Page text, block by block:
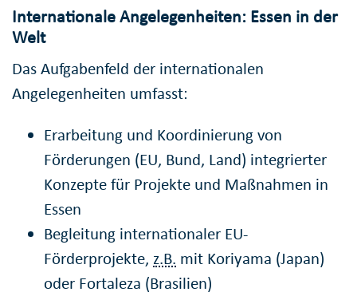
Internationale Angelegenheiten: Essen in der
Welt
Das Aufgabenfeld der internationalen
Angelegenheiten umfasst:
Erarbeitung und Koordinierung von
Förderungen (EU, Bund, Land) integrierter
Konzepte für Projekte und Maßnahmen in
Essen
Begleitung internationaler EU-
Förderprojekte, z.B. mit Koriyama (Japan)
oder Fortaleza (Brasilien)